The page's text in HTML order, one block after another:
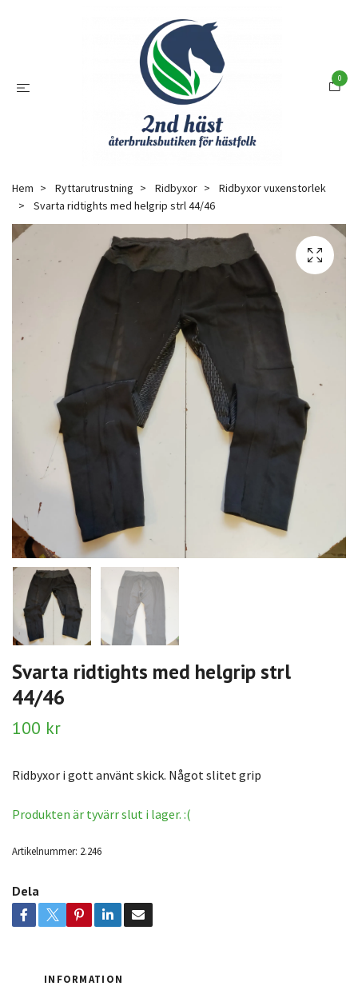
0
Hem Ryttarutrustning Ridbyxor
Ridbyxor vuxenstorlek
Svarta ridtights med helgrip strl 44/46
Svarta ridtights med helgrip strl
44/46
100 kr
Ridbyxor i gott använt skick. Något slitet grip
Produkten är tyvärr slut i lager. :(
Artikelnummer: 2.246
Dela
INFORMATION